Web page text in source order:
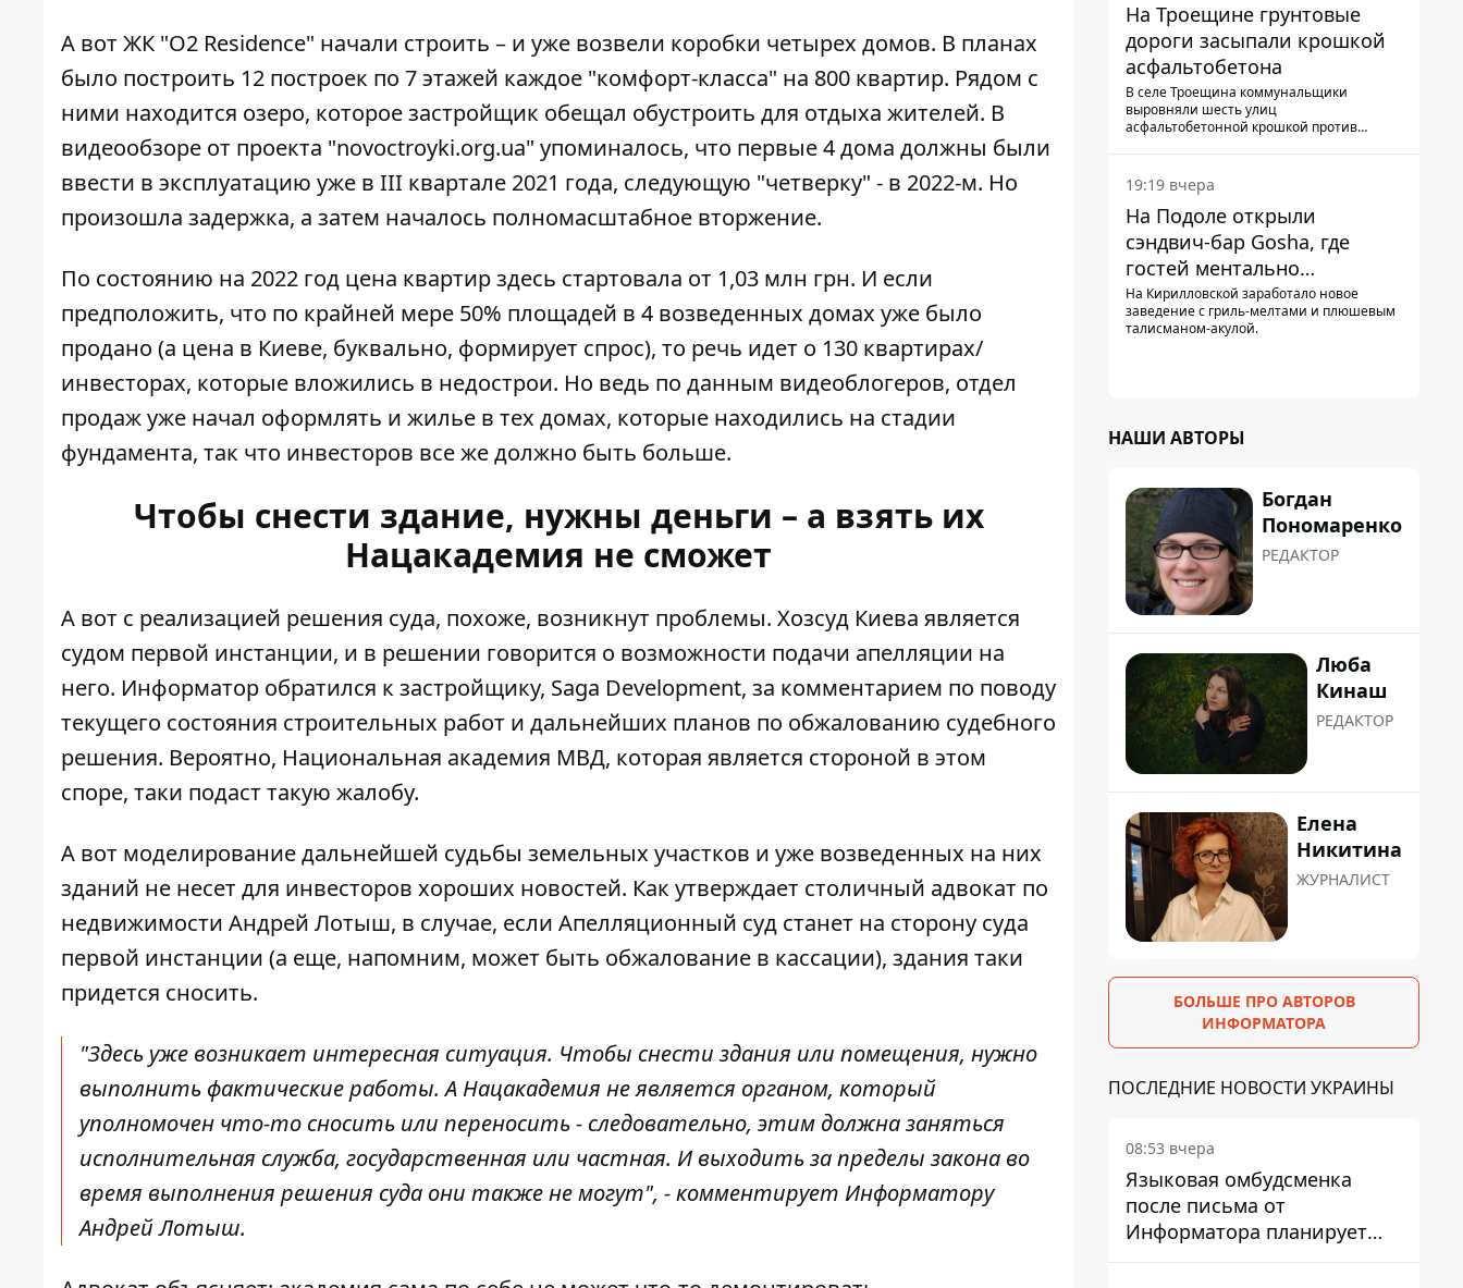
А вот ЖК "O2 Residence" начали строить – и уже возвели коробки четырех домов. В планах
было построить 12 построек по 7 этажей каждое "комфорт-класса" на 800 квартир. Рядом с
ними находится озеро, которое застройщик обещал обустроить для отдыха жителей. В
видеообзоре от проекта "novoctroyki.org.ua" упоминалось, что первые 4 дома должны были
ввести в эксплуатацию уже в ІІІ квартале 2021 года, следующую "четверку" - в 2022-м. Но
произошла задержка, а затем началось полномасштабное вторжение.
По состоянию на 2022 год цена квартир здесь стартовала от 1,03 млн грн. И если
предположить, что по крайней мере 50% площадей в 4 возведенных домах уже было
продано (а цена в Киеве, буквально, формирует спрос), то речь идет о 130 квартирах/
инвесторах, которые вложились в недострои. Но ведь по данным видеоблогеров, отдел
продаж уже начал оформлять и жилье в тех домах, которые находились на стадии
фундамента, так что инвесторов все же должно быть больше.
Чтобы снести здание, нужны деньги – а взять их
Нацакадемия не сможет
А вот с реализацией решения суда, похоже, возникнут проблемы. Хозсуд Киева является
судом первой инстанции, и в решении говорится о возможности подачи апелляции на
него. Информатор обратился к застройщику, Saga Development, за комментарием по поводу
текущего состояния строительных работ и дальнейших планов по обжалованию судебного
решения. Вероятно, Национальная академия МВД, которая является стороной в этом
споре, таки подаст такую ​​жалобу.
А вот моделирование дальнейшей судьбы земельных участков и уже возведенных на них
зданий не несет для инвесторов хороших новостей. Как утверждает столичный адвокат по
недвижимости Андрей Лотыш, в случае, если Апелляционный суд станет на сторону суда
первой инстанции (а еще, напомним, может быть обжалование в кассации), здания таки
придется сносить.
"Здесь уже возникает интересная ситуация. Чтобы снести здания или помещения, нужно
выполнить фактические работы. А Нацакадемия не является органом, который
уполномочен что-то сносить или переносить - следовательно, этим должна заняться
исполнительная служба, государственная или частная. И выходить за пределы закона во
время выполнения решения суда они также не могут", - комментирует Информатору
Андрей Лотыш.
На Троещине грунтовые
дороги засыпали крошкой
асфальтобетона
В селе Троещина коммунальщики
выровняли шесть улиц
асфальтобетонной крошкой против
19:19 вчера
На Подоле открыли
сэндвич-бар Gosha, где
гостей ментально
разгружает акула
На Кирилловской заработало новое
заведение с гриль-мелтами и плюшевым
талисманом-акулой.
НАШИ АВТОРЫ
Богдан
Пономаренко
РЕДАКТОР
Люба
Кинаш
РЕДАКТОР
Елена
Никитина
ЖУРНАЛИСТ
БОЛЬШЕ ПРО АВТОРОВ
ИНФОРМАТОРА
ПОСЛЕДНИЕ НОВОСТИ УКРАИНЫ
08:53 вчера
Языковая омбудсменка
после письма от
Информатора планирует
наказать компанию-